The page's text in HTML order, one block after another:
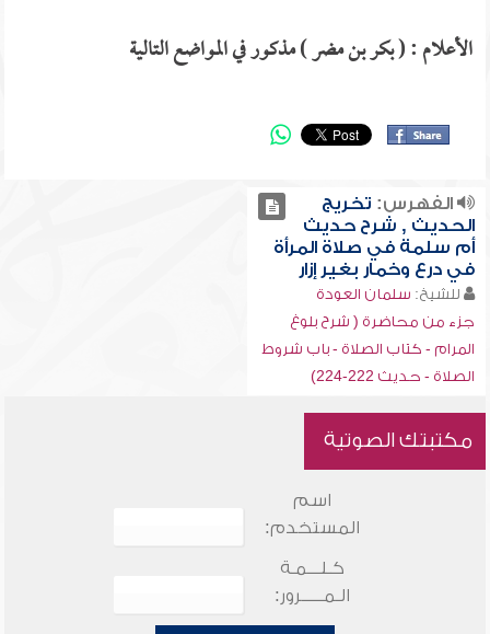
الأعلام : ( بكر بن مضر ) مذكور في المواضع التالية
الفهرس: تخريج
الحديث , شرح حديث
أم سلمة في صلاة المرأة
في درع وخمار بغير إزار
للشيخ: سلمان العودة
جزء من محاضرة ( شرح بلوغ
المرام - كتاب الصلاة - باب شروط
الصلاة - حديث 222-224)
مكتبتك الصوتية
اسم
المستخدم:
كـلـــمـة
الـمـــــرور: